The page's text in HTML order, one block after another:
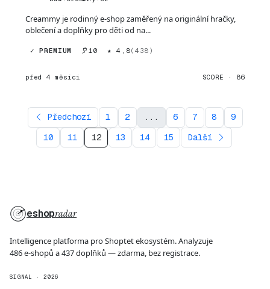
Creammy je rodinný e-shop zaměřený na originální hračky,
oblečení a doplňky pro děti od na...
✓ PREMIUM 10 ★ 4,8(438)
před 4 měsíci SCORE · 86
Předchozí 1 2 ... 6 7 8
9
10
11 12 13 14 15 Další
eshopradar
Intelligence platforma pro Shoptet ekosystém. Analyzuje
486 e-shopů a 437 doplňků — zdarma, bez registrace.
SIGNAL · 2026